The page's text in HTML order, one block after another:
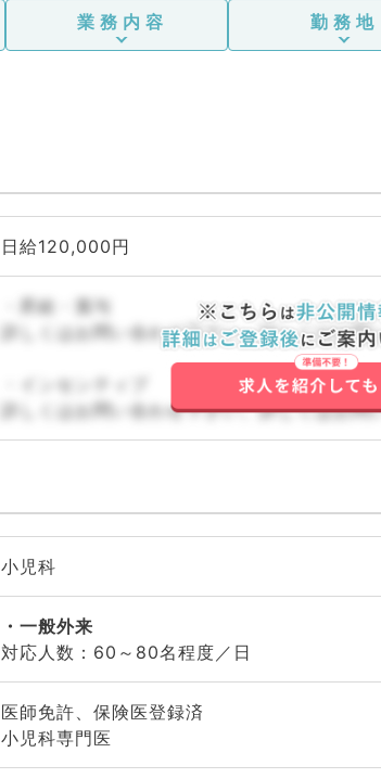
業務内容 勤務地
日給120,000円
・昇給・賞与
詳しくはお問い合わせ下さい。詳しくはお問
・インセンティブ
詳しくはお問い合わせ下さい。詳しくはお問
小児科
一般外来
対応人数：60～80名程度／日
医師免許、保険医登録済
小児科専門医